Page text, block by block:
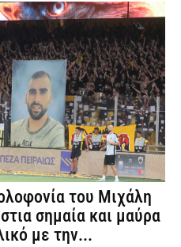
του Μιχάλη
σημαία και μαύρα
με την...